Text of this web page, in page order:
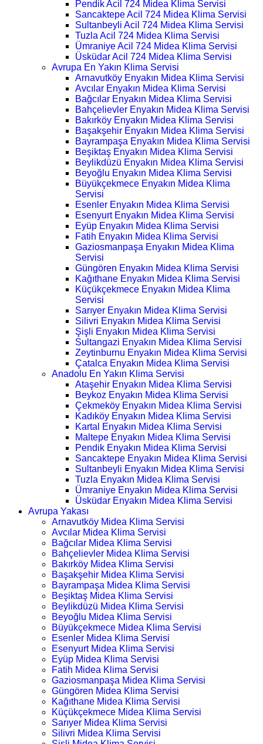
Pendik Acil 724 Midea Klima Servisi
Sancaktepe Acil 724 Midea Klima Servisi
Sultanbeyli Acil 724 Midea Klima Servisi
Tuzla Acil 724 Midea Klima Servisi
Ümraniye Acil 724 Midea Klima Servisi
Üsküdar Acil 724 Midea Klima Servisi
Avrupa En Yakın Klima Servisi
Arnavutköy Enyakın Midea Klima Servisi
Avcılar Enyakın Midea Klima Servisi
Bağcılar Enyakın Midea Klima Servisi
Bahçelievler Enyakın Midea Klima Servisi
Bakırköy Enyakın Midea Klima Servisi
Başakşehir Enyakın Midea Klima Servisi
Bayrampaşa Enyakın Midea Klima Servisi
Beşiktaş Enyakın Midea Klima Servisi
Beylikdüzü Enyakın Midea Klima Servisi
Beyoğlu Enyakın Midea Klima Servisi
Büyükçekmece Enyakın Midea Klima
Servisi
Esenler Enyakın Midea Klima Servisi
Esenyurt Enyakın Midea Klima Servisi
Eyüp Enyakın Midea Klima Servisi
Fatih Enyakın Midea Klima Servisi
Gaziosmanpaşa Enyakın Midea Klima
Servisi
Güngören Enyakın Midea Klima Servisi
Kağıthane Enyakın Midea Klima Servisi
Küçükçekmece Enyakın Midea Klima
Servisi
Sarıyer Enyakın Midea Klima Servisi
Silivri Enyakın Midea Klima Servisi
Şişli Enyakın Midea Klima Servisi
Sultangazi Enyakın Midea Klima Servisi
Zeytinburnu Enyakın Midea Klima Servisi
Çatalca Enyakın Midea Klima Servisi
Anadolu En Yakın Klima Servisi
Ataşehir Enyakın Midea Klima Servisi
Beykoz Enyakın Midea Klima Servisi
Çekmeköy Enyakın Midea Klima Servisi
Kadıköy Enyakın Midea Klima Servisi
Kartal Enyakın Midea Klima Servisi
Maltepe Enyakın Midea Klima Servisi
Pendik Enyakın Midea Klima Servisi
Sancaktepe Enyakın Midea Klima Servisi
Sultanbeyli Enyakın Midea Klima Servisi
Tuzla Enyakın Midea Klima Servisi
Ümraniye Enyakın Midea Klima Servisi
Üsküdar Enyakın Midea Klima Servisi
Avrupa Yakası
Arnavutköy Midea Klima Servisi
Avcılar Midea Klima Servisi
Bağcılar Midea Klima Servisi
Bahçelievler Midea Klima Servisi
Bakırköy Midea Klima Servisi
Başakşehir Midea Klima Servisi
Bayrampaşa Midea Klima Servisi
Beşiktaş Midea Klima Servisi
Beylikdüzü Midea Klima Servisi
Beyoğlu Midea Klima Servisi
Büyükçekmece Midea Klima Servisi
Esenler Midea Klima Servisi
Esenyurt Midea Klima Servisi
Eyüp Midea Klima Servisi
Fatih Midea Klima Servisi
Gaziosmanpaşa Midea Klima Servisi
Güngören Midea Klima Servisi
Kağıthane Midea Klima Servisi
Küçükçekmece Midea Klima Servisi
Sarıyer Midea Klima Servisi
Silivri Midea Klima Servisi